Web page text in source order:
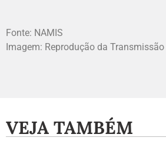
Fonte: NAMIS
Imagem: Reprodução da Transmissão
VEJA TAMBÉM